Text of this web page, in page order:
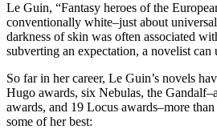
Le Guin, “Fantasy heroes of the
conventionally white–just about
darkness of skin was often associated
subverting an expectation, a novelist can
So far in her career, Le Guin’s novels
Hugo awards, six Nebulas, the
awards, and 19 Locus awards–more
some of her best: